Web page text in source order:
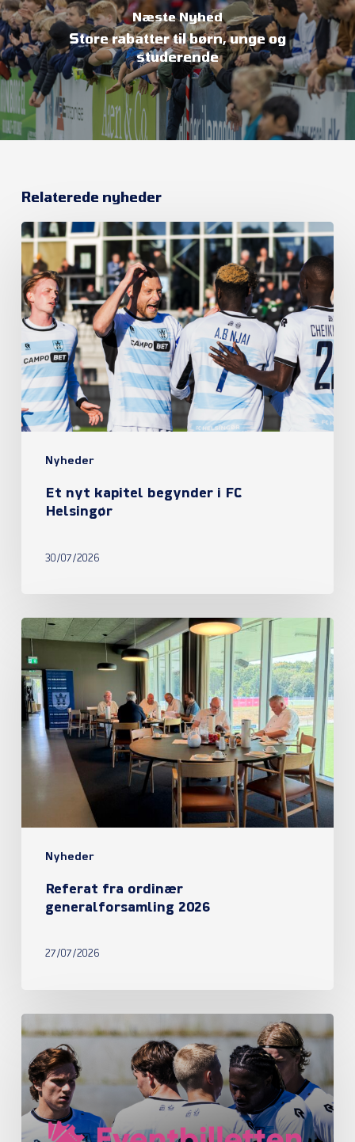
Næste Nyhed
Store rabatter til børn, unge og
studerende
Relaterede nyheder
Nyheder
Et
nyt
kapitel
begynder
FC
Helsingør
Et nyt kapitel begynder i FC
Helsingør
30/07/2026
Nyheder
Referat
fra
ordinær
generalforsamling
2026
Referat fra ordinær
generalforsamling 2026
27/07/2026